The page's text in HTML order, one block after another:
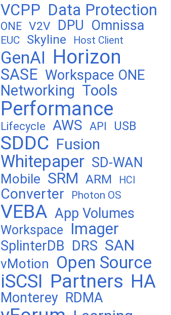
VCPP Data Protection
ONE V2V DPU Omnissa
EUC Skyline Host Client
GenAI Horizon
SASE Workspace ONE
Networking Tools
Performance
Lifecycle AWS API USB
SDDC Fusion
Whitepaper SD-WAN
Mobile SRM ARM HCI
Converter Photon OS
VEBA App Volumes
Workspace Imager
SplinterDB DRS SAN
vMotion Open Source
iSCSI Partners HA
Monterey RDMA